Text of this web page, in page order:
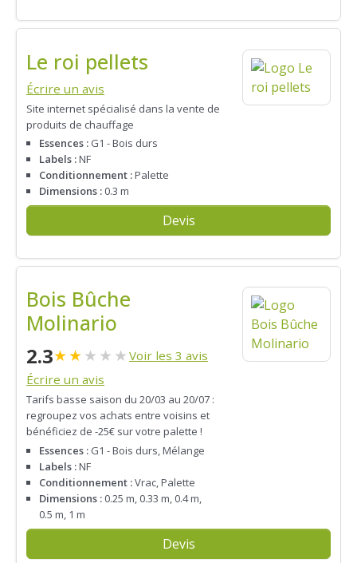
Le roi pellets
Écrire un avis
Site internet spécialisé dans la vente de
produits de chauffage
Essences : G1 - Bois durs
Labels :NF
Conditionnement :Palette
Dimensions : 0.3 m
Devis
Bois Bûche
Molinario
2.3★★★ ★ ★ Voir les 3 avis
Écrire un avis
Tarifs basse saison du 20/03 au 20/07 :
regroupez vos achats entre voisins et
bénéficiez de -25€ sur votre palette !
Essences : G1 - Bois durs, Mélange
Labels :NF
Conditionnement :Vrac, Palette
Dimensions : 0.25 m, 0.33 m, 0.4 m,
0.5 m, 1 m
Devis